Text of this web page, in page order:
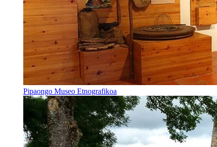
Pipaongo Museo Etnografikoa